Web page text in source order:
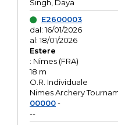
Singh, Daya
E2600003
dal: 16/01/2026
al: 18/01/2026
Estere
: Nimes (FRA)
18 m
O.R. Individuale
Nimes Archery
00000-
--